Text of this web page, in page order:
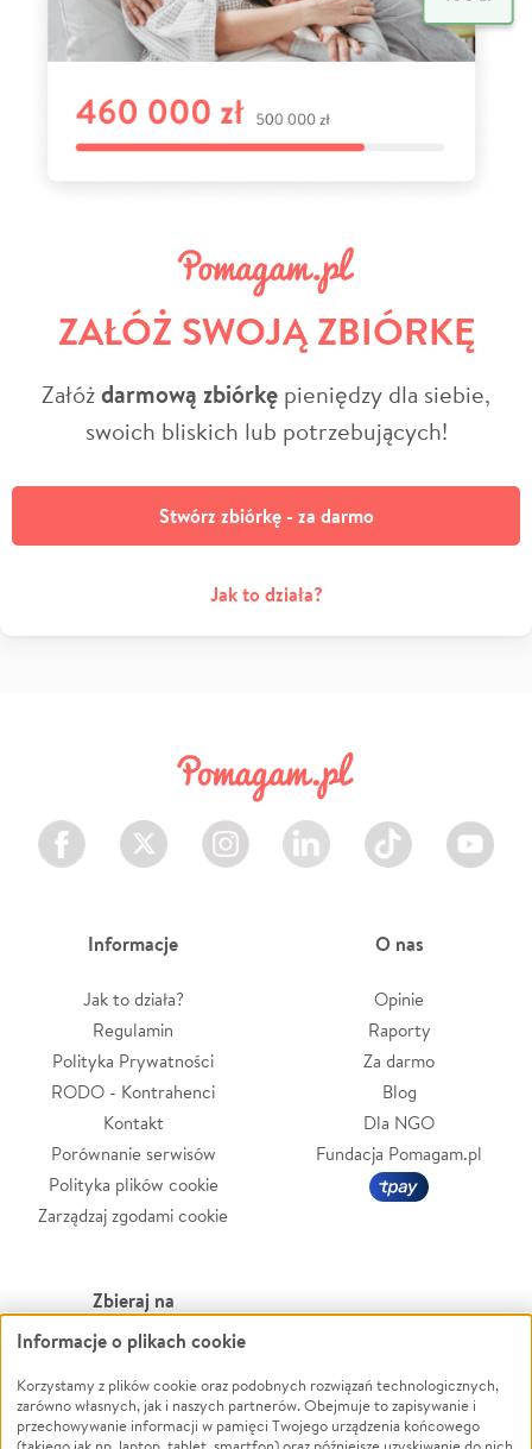
ZAŁÓŻ SWOJĄ ZBIÓRKĘ
Załóżdarmową zbiórkę pieniędzy dla siebie,
swoich bliskich lub potrzebujących!
Stwórz zbiórkę - za darmo
Jak to działa?
Facebook Twitter Instagram LinkedIn TikTok Youtube
Informacje
Jak to działa?
Regulamin
Polityka Prywatności
RODO - Kontrahenci
Kontakt
Porównanie serwisów
Polityka plików cookie
Zarządzaj zgodami cookie
O nas
Opinie
Raporty
Za darmo
Blog
Dla NGO
Fundacja Pomagam.pl
Zbieraj na
Leczenie
Zwierzęta
Pożar
Powódź
Wichura
Informacje o plikach cookie
Korzystamy z plików cookie oraz podobnych rozwiązań technologicznych,
zarówno własnych, jak i naszych partnerów. Obejmuje to zapisywanie i
przechowywanie informacji w pamięci Twojego urządzenia końcowego